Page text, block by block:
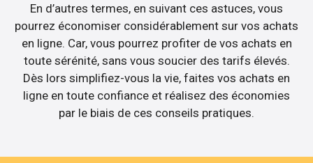
En d’autres termes, en suivant ces astuces, vous
pourrez économiser considérablement sur vos achats
en ligne. Car, vous pourrez profiter de vos achats en
toute sérénité, sans vous soucier des tarifs élevés.
Dès lors simplifiez-vous la vie, faites vos achats en
ligne en toute confiance et réalisez des économies
par le biais de ces conseils pratiques.